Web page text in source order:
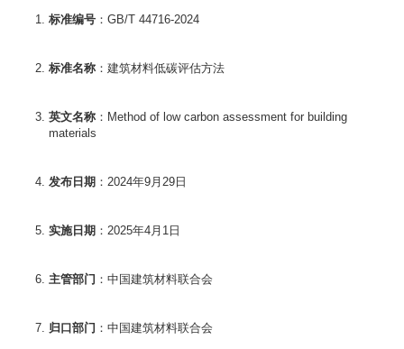
标准编号：GB/T 44716-2024
标准名称：建筑材料低碳评估方法
英文名称：Method of low carbon assessment for building
materials
发布日期 ：2024年9月29日
实施日期 ：2025年4月1日
主管部门 ：中国建筑材料联合会
归口部门 ：中国建筑材料联合会